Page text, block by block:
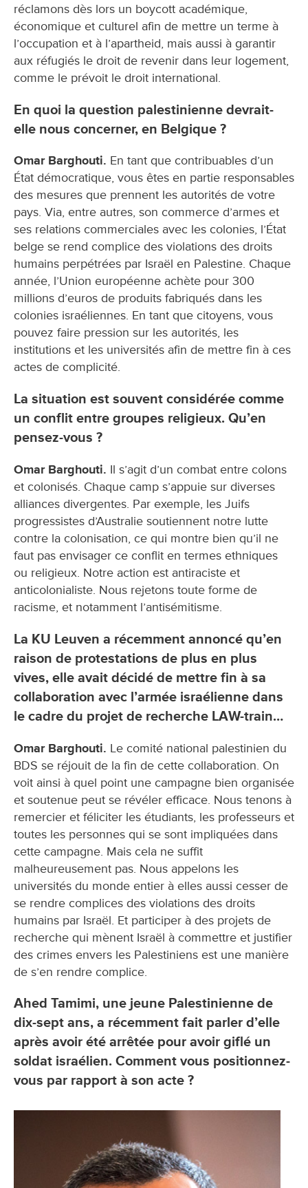
réclamons dès lors un boycott académique,
économique et culturel afin de mettre un terme à
l’occupation et à l’apartheid, mais aussi à garantir
aux réfugiés le droit de revenir dans leur logement,
comme le prévoit le droit international.
En quoi la question palestinienne devrait-
elle nous concerner, en Belgique ?
Omar Barghouti. En tant que contribuables d’un
État démocratique, vous êtes en partie responsables
des mesures que prennent les autorités de votre
pays. Via, entre autres, son commerce d’armes et
ses relations commerciales avec les colonies, l’État
belge se rend complice des violations des droits
humains perpétrées par Israël en Palestine. Chaque
année, l’Union européenne achète pour 300
millions d’euros de produits fabriqués dans les
colonies israéliennes. En tant que citoyens, vous
pouvez faire pression sur les autorités, les
institutions et les universités afin de mettre fin à ces
actes de complicité.
La situation est souvent considérée comme
un conflit entre groupes religieux. Qu’en
pensez-vous ?
Omar Barghouti. Il s’agit d’un combat entre colons
et colonisés. Chaque camp s’appuie sur diverses
alliances divergentes. Par exemple, les Juifs
progressistes d’Australie soutiennent notre lutte
contre la colonisation, ce qui montre bien qu’il ne
faut pas envisager ce conflit en termes ethniques
ou religieux. Notre action est antiraciste et
anticolonialiste. Nous rejetons toute forme de
racisme, et notamment l’antisémitisme.
La KU Leuven a récemment annoncé qu’en
raison de protestations de plus en plus
vives, elle avait décidé de mettre fin à sa
collaboration avec l’armée israélienne dans
le cadre du projet de recherche LAW-train…
Omar Barghouti. Le comité national palestinien du
BDS se réjouit de la fin de cette collaboration. On
voit ainsi à quel point une campagne bien organisée
et soutenue peut se révéler efficace. Nous tenons à
remercier et féliciter les étudiants, les professeurs et
toutes les personnes qui se sont impliquées dans
cette campagne. Mais cela ne suffit
malheureusement pas. Nous appelons les
universités du monde entier à elles aussi cesser de
se rendre complices des violations des droits
humains par Israël. Et participer à des projets de
recherche qui mènent Israël à commettre et justifier
des crimes envers les Palestiniens est une manière
de s’en rendre complice.
Ahed Tamimi, une jeune Palestinienne de
dix-sept ans, a récemment fait parler d’elle
après avoir été arrêtée pour avoir giflé un
soldat israélien. Comment vous positionnez-
vous par rapport à son acte ?